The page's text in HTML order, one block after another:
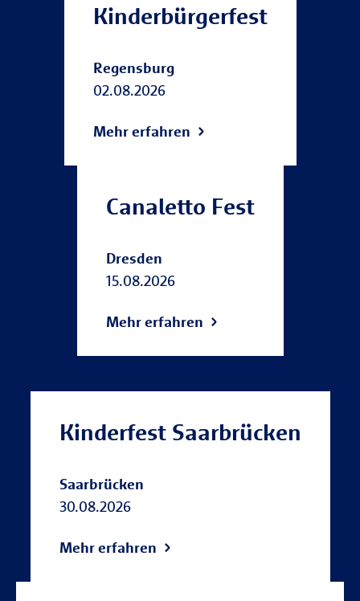
Kinderbürgerfest
Regensburg
02.08.2026
Mehr erfahren
Canaletto Fest
Dresden
15.08.2026
Mehr erfahren
Kinderfest Saarbrücken
Saarbrücken
30.08.2026
Mehr erfahren